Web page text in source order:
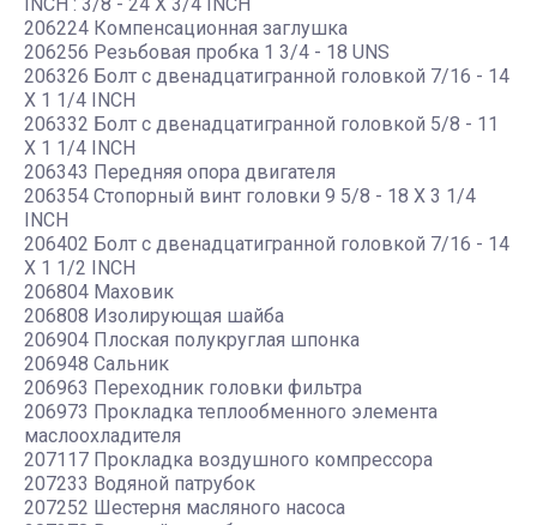
206224 Компенсационная заглушка
206256 Резьбовая пробка 1 3/4 - 18 UNS
206326 Болт с двенадцатигранной головкой 7/16 - 14
X 1 1/4 INCH
206332 Болт с двенадцатигранной головкой 5/8 - 11
X 1 1/4 INCH
206343 Передняя опора двигателя
206354 Стопорный винт головки 9 5/8 - 18 X 3 1/4
INCH
206402 Болт с двенадцатигранной головкой 7/16 - 14
X 1 1/2 INCH
206804 Маховик
206808 Изолирующая шайба
206904 Плоская полукруглая шпонка
206948 Сальник
206963 Переходник головки фильтра
206973 Прокладка теплообменного элемента
маслоохладителя
207117 Прокладка воздушного компрессора
207233 Водяной патрубок
207252 Шестерня масляного насоса